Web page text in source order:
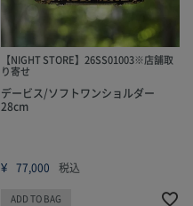
【NIGHT STORE】26SS01003※店舗取
り寄せ
デービス/ソフトワンショルダー
28cm
¥ 77,000 税込
ADD TO BAG